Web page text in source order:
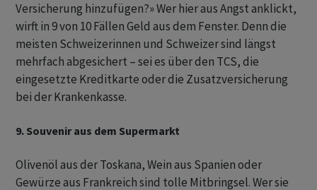
Versicherung hinzufügen?» Wer hier aus Angst anklickt,
wirft in 9 von 10 Fällen Geld aus dem Fenster. Denn die
meisten Schweizerinnen und Schweizer sind längst
mehrfach abgesichert – sei es über den TCS, die
eingesetzte Kreditkarte oder die Zusatzversicherung
bei der Krankenkasse.
9. Souvenir aus dem Supermarkt
Olivenöl aus der Toskana, Wein aus Spanien oder
Gewürze aus Frankreich sind tolle Mitbringsel. Wer sie